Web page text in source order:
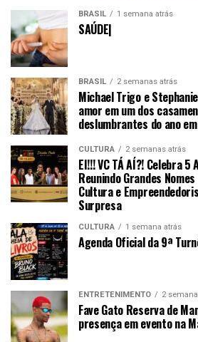
BRASIL 1 semana atrás
SAÚDE|
BRASIL 2 semanas atrás
Michael Trigo e
amor em um dos
deslumbrantes do ano
CULTURA 2 semanas atrás
EI!!! VC TÁ AÍ?! Celebra
Reunindo Grandes
Cultura e
Surpresa
CULTURA 1 semana atrás
Agenda Oficial da 9ª
ENTRETENIMENTO 2
Fave Gato Reserva de
presença em evento na